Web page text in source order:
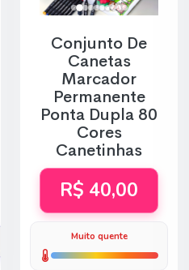
Conjunto De
Canetas
Marcador
Permanente
Ponta Dupla 80
Cores
Canetinhas
R$ 40,00
Muito quente